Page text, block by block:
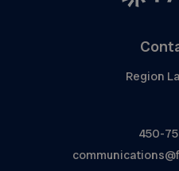
Region
450-